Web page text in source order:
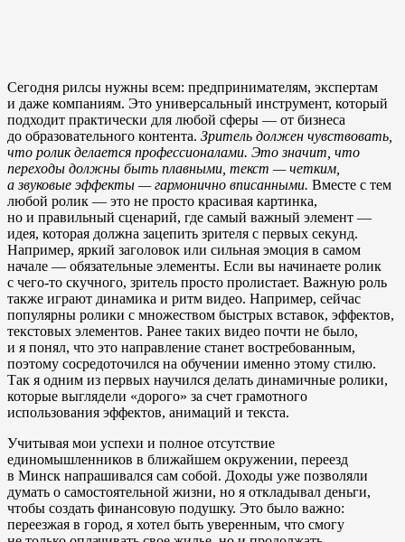
Сегодня рилсы нужны всем: предпринимателям, экспертам
и даже компаниям. Это универсальный инструмент, который
подходит практически для любой сферы — от бизнеса
до образовательного контента. Зритель должен чувствовать,
что ролик делается профессионалами. Это значит, что
переходы должны быть плавными, текст — четким,
а звуковые эффекты — гармонично вписанными. Вместе с тем
любой ролик — это не просто красивая картинка,
но и правильный сценарий, где самый важный элемент —
идея, которая должна зацепить зрителя с первых секунд.
Например, яркий заголовок или сильная эмоция в самом
начале — обязательные элементы. Если вы начинаете ролик
с чего-то скучного, зритель просто пролистает. Важную роль
также играют динамика и ритм видео. Например, сейчас
популярны ролики с множеством быстрых вставок, эффектов,
текстовых элементов. Ранее таких видео почти не было,
и я понял, что это направление станет востребованным,
поэтому сосредоточился на обучении именно этому стилю.
Так я одним из первых научился делать динамичные ролики,
которые выглядели «дорого» за счет грамотного
использования эффектов, анимаций и текста.
Учитывая мои успехи и полное отсутствие
единомышленников в ближайшем окружении, переезд
в Минск напрашивался сам собой. Доходы уже позволяли
думать о самостоятельной жизни, но я откладывал деньги,
чтобы создать финансовую подушку. Это было важно:
переезжая в город, я хотел быть уверенным, что смогу